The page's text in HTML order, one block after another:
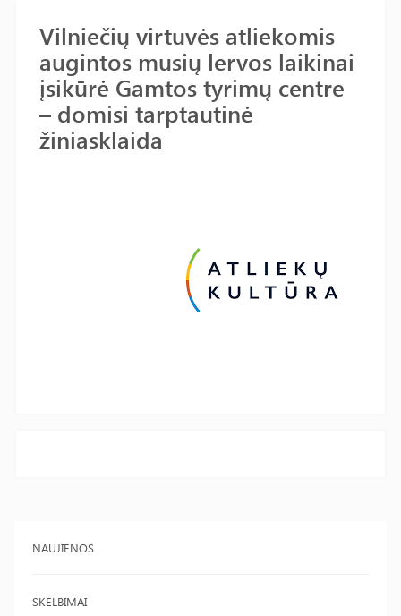
NAUJIENOS
SKELBIMAI
Vilniečių virtuvės atliekomis
augintos musių lervos laikinai
įsikūrė Gamtos tyrimų centre
– domisi tarptautinė
žiniasklaida